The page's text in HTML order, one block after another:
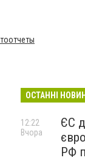
ОСТАННІ
ЄС
РФ
12:22
Вчора